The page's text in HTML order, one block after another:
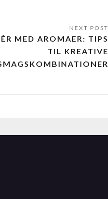
MED AROMAER: TIPS
TIL KREATIVE